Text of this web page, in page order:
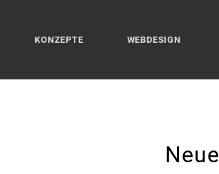
KONZEPTE WEBDESIGN